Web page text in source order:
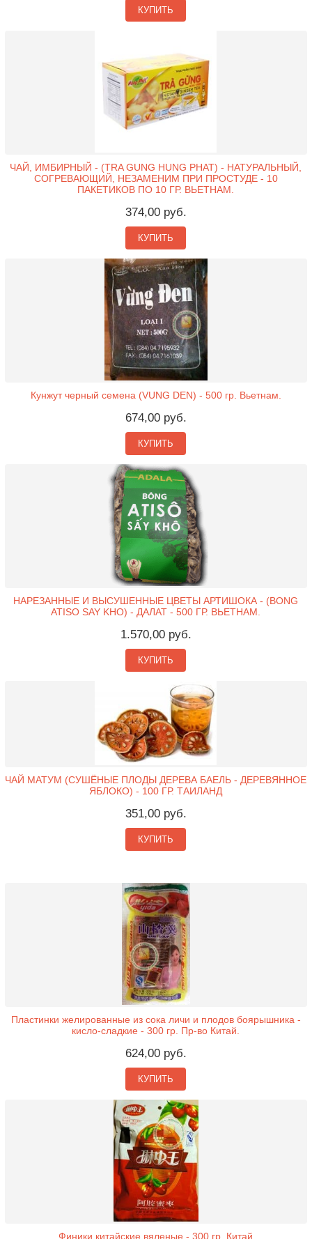
КУПИТЬ
ЧАЙ, ИМБИРНЫЙ - (TRA GUNG HUNG PHAT) - НАТУРАЛЬНЫЙ,
СОГРЕВАЮЩИЙ, НЕЗАМЕНИМ ПРИ ПРОСТУДЕ - 10
ПАКЕТИКОВ ПО 10 ГР. ВЬЕТНАМ.
374,00 руб.
КУПИТЬ
Кунжут черный семена (VUNG DEN) - 500 гр. Вьетнам.
674,00 руб.
КУПИТЬ
НАРЕЗАННЫЕ И ВЫСУШЕННЫЕ ЦВЕТЫ АРТИШОКА - (BONG
ATISO SAY KHO) - ДАЛАТ - 500 ГР. ВЬЕТНАМ.
1.570,00 руб.
КУПИТЬ
ЧАЙ МАТУМ (СУШЁНЫЕ ПЛОДЫ ДЕРЕВА БАЕЛЬ - ДЕРЕВЯННОЕ
ЯБЛОКО) - 100 ГР. ТАИЛАНД
351,00 руб.
КУПИТЬ
Пластинки желированные из сока личи и плодов боярышника -
кисло-сладкие - 300 гр. Пр-во Китай.
624,00 руб.
КУПИТЬ
Финики китайские вяленые - 300 гр. Китай